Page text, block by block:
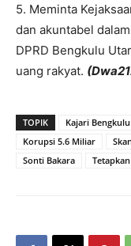
5. ⁠Meminta
dan akuntabel
DPRD Bengkulu
uang rakyat.
TOPIK Kajari
Korupsi 5.6 Miliar
Sonti Bakara